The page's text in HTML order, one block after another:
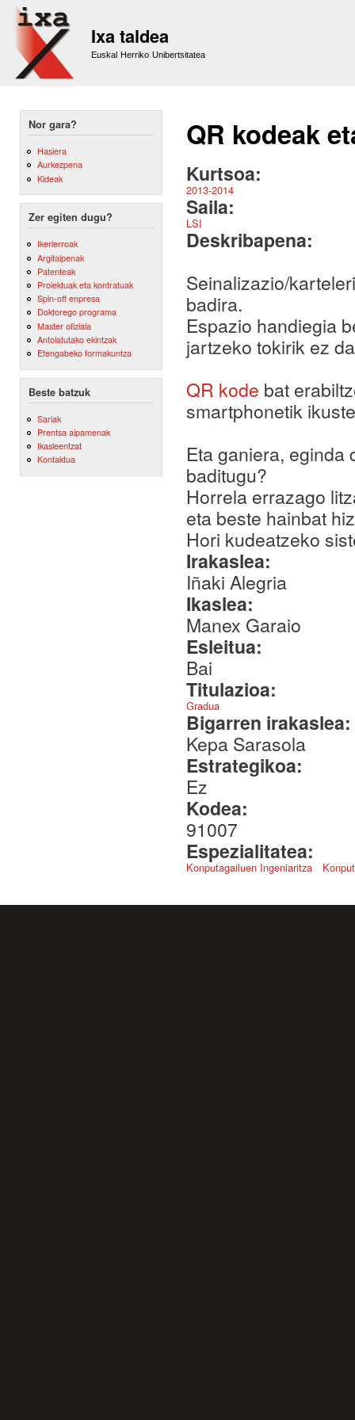
Ixa taldea
Euskal Herriko Unibertsitatea
Nor gara?
Hasiera
Aurkezpena
Kideak
Zer egiten dugu?
Ikerlerroak
Argitalpenak
Patenteak
Proiektuak eta kontratuak
Spin-off enpresa
Doktorego programa
Master ofiziala
Antolatutako ekintzak
Etengabeko formakuntza
Beste batzuk
Sariak
Prentsa aipamenak
Ikasleentzat
Kontaktua
QR kodeak
Kurtsoa:
2013-2014
Saila:
LSI
Deskribapena:
Seinalizazio/
badira.
Espazio handiegia
jartzeko tokirik ez
QR kode bat
smartphonetik
Eta ganiera, eginda
baditugu?
Horrela errazago
eta beste hainbat
Hori kudeatzeko
Irakaslea:
Iñaki Alegria
Ikaslea:
Manex Garaio
Esleitua:
Bai
Titulazioa:
Gradua
Bigarren irakaslea:
Kepa Sarasola
Estrategikoa:
Ez
Kodea:
91007
Espezialitatea:
Konputagailuen Ingeniaritza